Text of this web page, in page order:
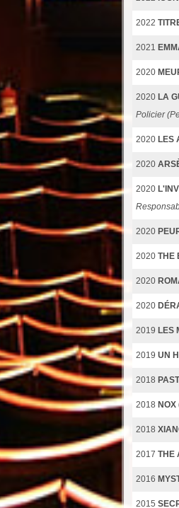
2022
2021
2020
2020 LA
Policier
2020 LES
2020
2020
2020
2020 THE
2020
2020
2019 LES
2019 UN
2018
2018 NOX
2018
2017 THE
2016
2015